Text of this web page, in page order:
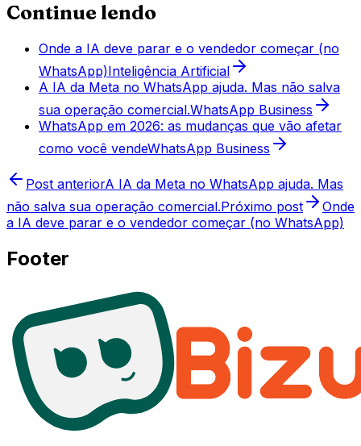
Continue lendo
Onde a IA deve parar e o vendedor começar (no
WhatsApp)Inteligência Artificial
A IA da Meta no WhatsApp ajuda. Mas não salva
sua operação comercial.WhatsApp Business
WhatsApp em 2026: as mudanças que vão afetar
como você vendeWhatsApp Business
Post anteriorA IA da Meta no WhatsApp ajuda. Mas
não salva sua operação comercial.Próximo post
Onde
a IA deve parar e o vendedor começar (no WhatsApp)
Footer